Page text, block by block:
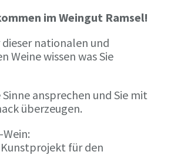
im Weingut Ramsel!
dieser nationalen und
Weine wissen was Sie
ansprechen und Sie mit
überzeugen.
Kunstprojekt für den